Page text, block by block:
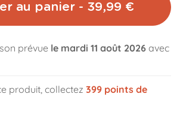
au panier - 39,99 €
prévue le mardi 11 août 2026 avec
produit, collectez 399points de